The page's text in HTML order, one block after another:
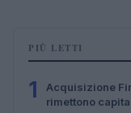
PIÙ LETTI
1
Acquisizione
rimettono